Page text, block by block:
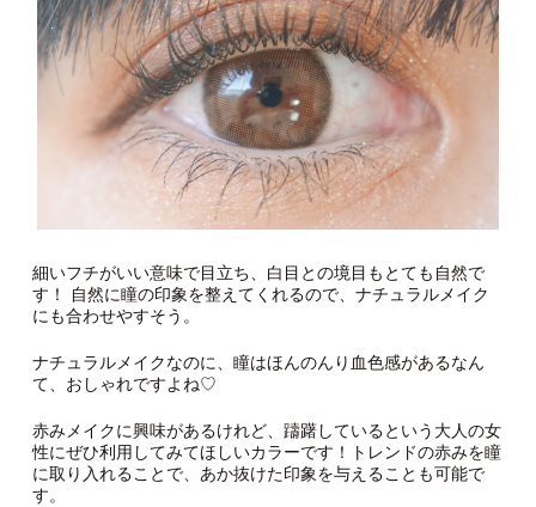
細いフチがいい意味で目立ち、白目との境目もとても自然で
す！ 自然に瞳の印象を整えてくれるので、ナチュラルメイク
にも合わせやすそう。
ナチュラルメイクなのに、瞳はほんのんり血色感があるなん
て、おしゃれですよね♡
赤みメイクに興味があるけれど、躊躇しているという大人の女
性にぜひ利用してみてほしいカラーです！トレンドの赤みを瞳
に取り入れることで、あか抜けた印象を与えることも可能で
す。